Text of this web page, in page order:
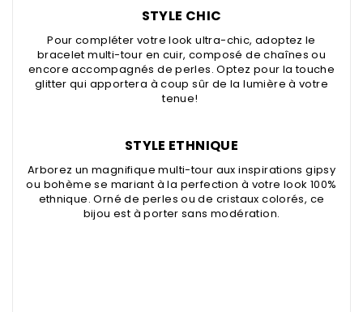
STYLE CHIC
Pour compléter votre look ultra-chic, adoptez le
bracelet multi-tour en cuir, composé de chaînes ou
encore accompagnés de perles. Optez pour la touche
glitter qui apportera à coup sûr de la lumière à votre
tenue!
STYLE ETHNIQUE
Arborez un magnifique multi-tour aux inspirations gipsy
ou bohème se mariant à la perfection à votre look 100%
ethnique. Orné de perles ou de cristaux colorés, ce
bijou est à porter sans modération.